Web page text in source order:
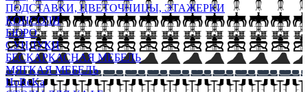
ПОДСТАВКИ, ЦВЕТОЧНИЦЫ, ЭТАЖЕРКИ
КОНСОЛИ
БЮРО
СУНДУКИ
БЕСКАРКАСНАЯ МЕБЕЛЬ
МЯГКАЯ МЕБЕЛЬ
HoReKa